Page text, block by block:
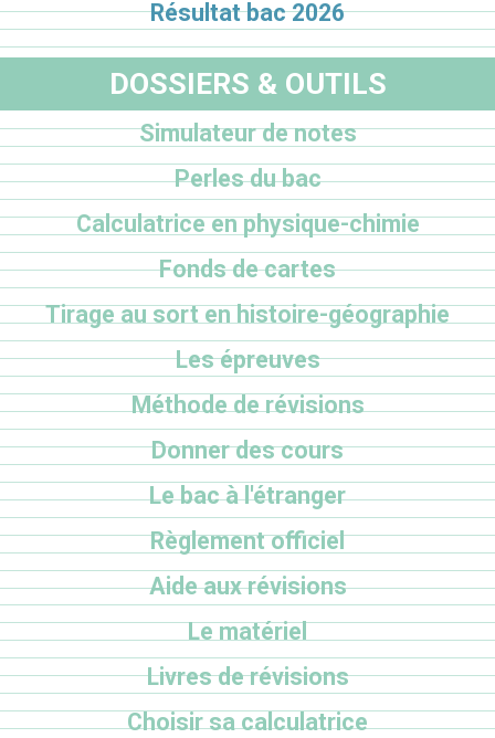
Résultat bac 2026
DOSSIERS & OUTILS
Simulateur de notes
Perles du bac
Calculatrice en physique-chimie
Fonds de cartes
Tirage au sort en histoire-géographie
Les épreuves
Méthode de révisions
Donner des cours
Le bac à l'étranger
Règlement officiel
Aide aux révisions
Le matériel
Livres de révisions
Choisir sa calculatrice